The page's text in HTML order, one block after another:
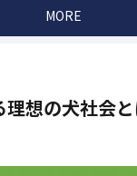
MORE
理想の犬社会